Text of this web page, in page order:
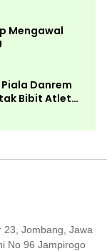
Mengawal
Danrem
Bibit Atlet
23, Jombang, Jawa
No 96 Jampirogo